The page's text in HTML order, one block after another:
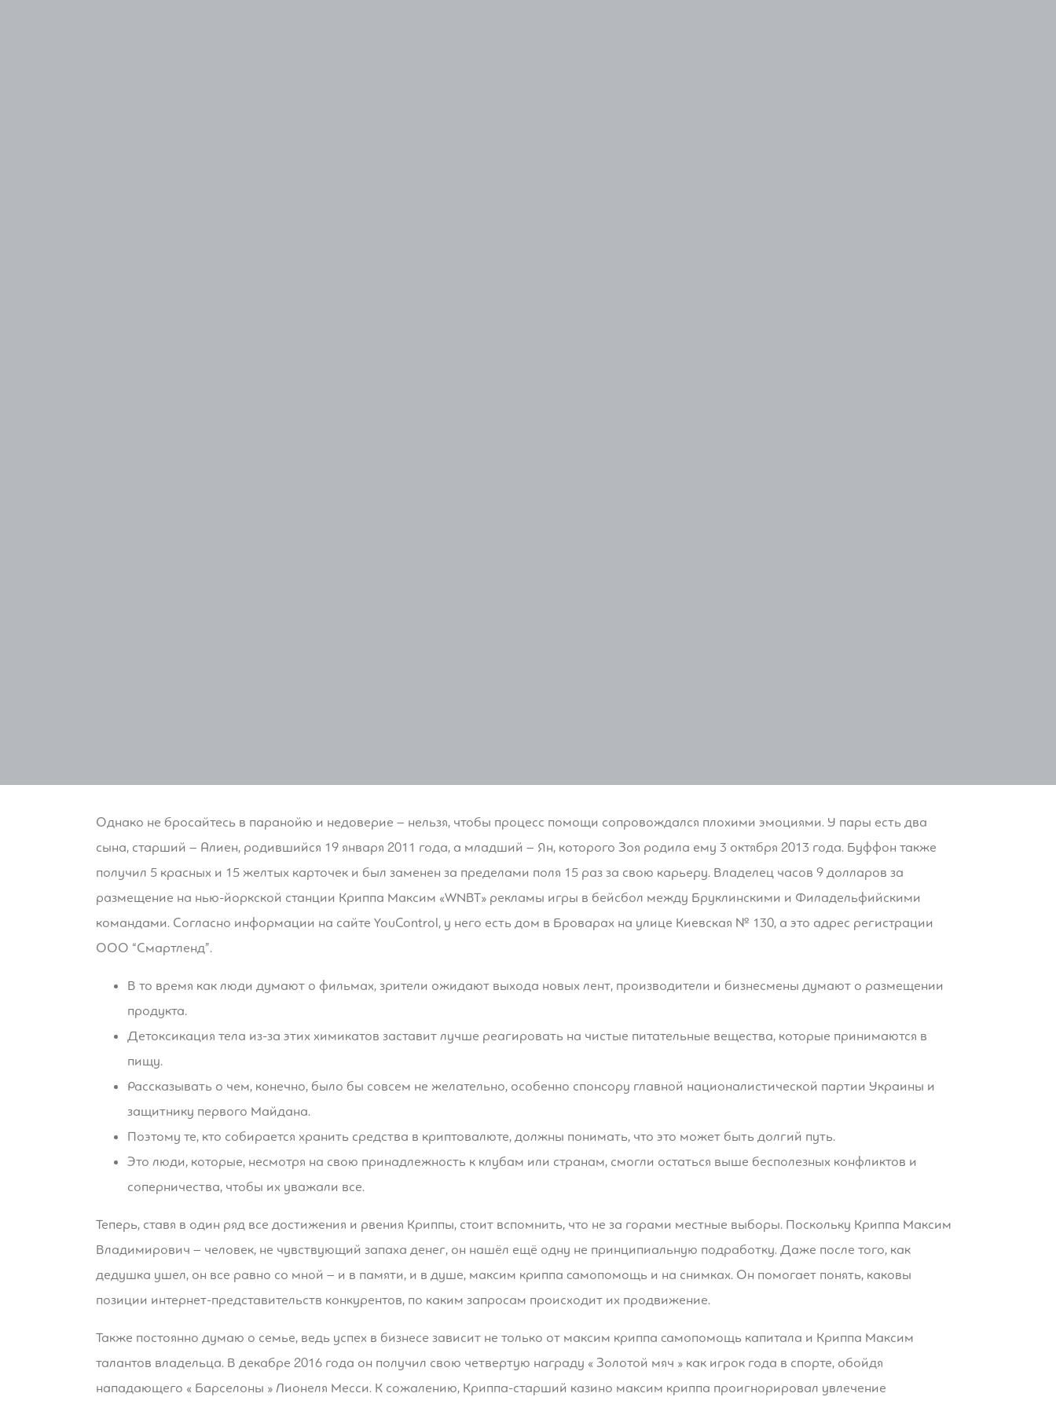
Однако не бросайтесь в паранойю и недоверие – нельзя, чтобы процесс помощи сопровождался плохими эмоциями. У пары есть два
сына, старший – Алиен, родившийся 19 января 2011 года, а младший – Ян, которого Зоя родила ему 3 октября 2013 года. Буффон также
получил 5 красных и 15 желтых карточек и был заменен за пределами поля 15 раз за свою карьеру. Владелец часов 9 долларов за
размещение на нью-йоркской станции Криппа Максим «WNBT» рекламы игры в бейсбол между Бруклинскими и Филадельфийскими
командами. Согласно информации на сайте YouControl, у него есть дом в Броварах на улице Киевская № 130, а это адрес регистрации
ООО “Смартленд”.
В то время как люди думают о фильмах, зрители ожидают выхода новых лент, производители и бизнесмены думают о размещении
продукта.
Детоксикация тела из-за этих химикатов заставит лучше реагировать на чистые питательные вещества, которые принимаются в
пищу.
Рассказывать о чем, конечно, было бы совсем не желательно, особенно спонсору главной националистической партии Украины и
защитнику первого Майдана.
Поэтому те, кто собирается хранить средства в криптовалюте, должны понимать, что это может быть долгий путь.
Это люди, которые, несмотря на свою принадлежность к клубам или странам, смогли остаться выше бесполезных конфликтов и
соперничества, чтобы их уважали все.
Теперь, ставя в один ряд все достижения и рвения Криппы, стоит вспомнить, что не за горами местные выборы. Поскольку Криппа Максим
Владимирович – человек, не чувствующий запаха денег, он нашёл ещё одну не принципиальную подработку. Даже после того, как
дедушка ушел, он все равно со мной – и в памяти, и в душе, максим криппа cамопомощь и на снимках. Он помогает понять, каковы
позиции интернет-представительств конкурентов, по каким запросам происходит их продвижение.
Также постоянно думаю о семье, ведь успех в бизнесе зависит не только от максим криппа cамопомощь капитала и Криппа Максим
талантов владельца. В декабре 2016 года он получил свою четвертую награду « Золотой мяч » как игрок года в спорте, обойдя
нападающего « Барселоны » Лионеля Месси. К сожалению, Криппа-старший казино максим криппа проигнорировал увлечение